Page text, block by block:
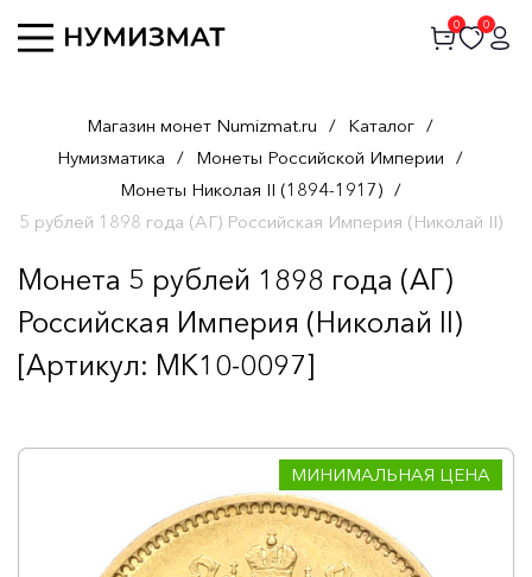
0 0
Магазин монет Numizmat.ru / Каталог /
Нумизматика / Монеты Российской Империи /
Монеты Николая II (1894-1917) /
5 рублей 1898 года (АГ) Российская Империя (Николай II)
Монета 5 рублей 1898 года (АГ)
Российская Империя (Николай II)
[Артикул: MK10-0097]
МИНИМАЛЬНАЯ ЦЕНА